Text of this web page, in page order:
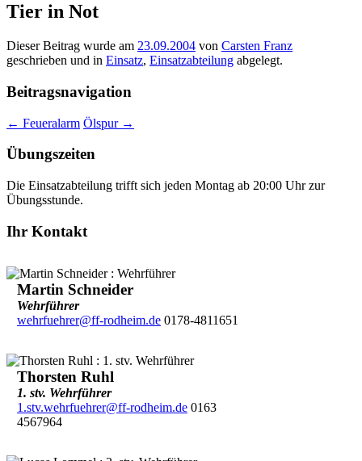
Tier in Not
Dieser Beitrag wurde am 23.09.2004 von Carsten Franz
geschrieben und in Einsatz, Einsatzabteilung abgelegt.
Beitragsnavigation
← Feueralarm Ölspur →
Übungszeiten
Die Einsatzabteilung trifft sich jeden Montag ab 20:00 Uhr zur
Übungsstunde.
Ihr Kontakt
Martin Schneider
Wehrführer
wehrfuehrer@ff-rodheim.de0178-4811651
Thorsten Ruhl
1. stv. Wehrführer
1.stv.wehrfuehrer@ff-rodheim.de0163
4567964